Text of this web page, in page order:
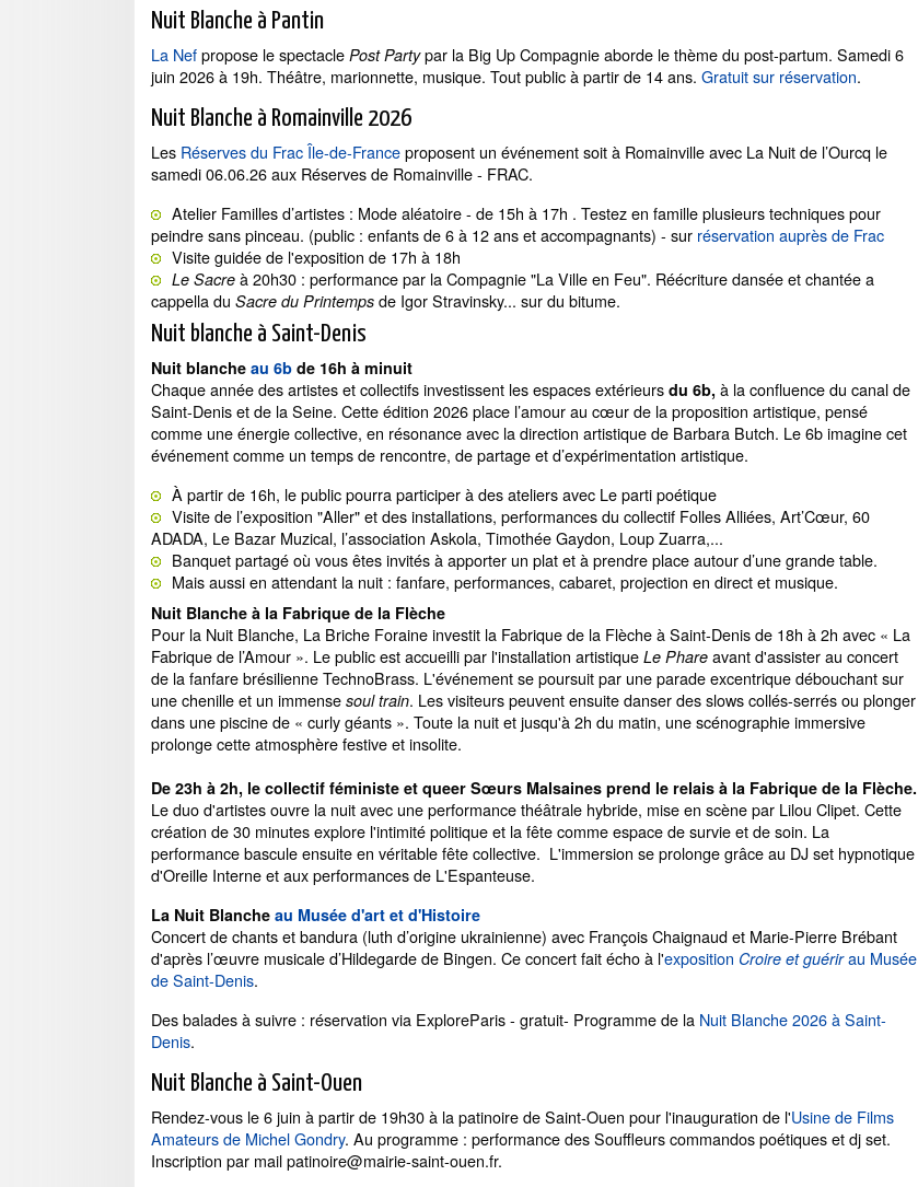
Nuit Blanche à Pantin
La Nefpropose le spectacle Post Partypar la Big Up Compagnie aborde le thème du post-partum. Samedi 6
juin 2026 à 19h. Théâtre, marionnette, musique. Tout public à partir de 14 ans. Gratuit sur réservation.
Nuit Blanche à Romainville 2026
Les Réserves du Frac Île-de-Franceproposent un événement soit à Romainville avec La Nuit de l’Ourcq le
samedi 06.06.26 aux Réserves de Romainville - FRAC.
Atelier Familles d’artistes : Mode aléatoire - de 15h à 17h . Testez en famille plusieurs techniques pour
peindre sans pinceau. (public : enfants de 6 à 12 ans et accompagnants) - sur réservation auprès de Frac
Visite guidée de l'exposition de 17h à 18h
Le Sacre à 20h30 : performance par la Compagnie "La Ville en Feu". Réécriture dansée et chantée a
cappella du Sacre du Printemps de Igor Stravinsky... sur du bitume.
Nuit blanche à Saint-Denis
Nuit blanche au 6b de 16h à minuit
Chaque année des artistes et collectifs investissent les espaces extérieurs du 6b, à la confluence du canal de
Saint-Denis et de la Seine. Cette édition 2026 place l’amour au cœur de la proposition artistique, pensé
comme une énergie collective, en résonance avec la direction artistique de Barbara Butch. Le 6b imagine cet
événement comme un temps de rencontre, de partage et d’expérimentation artistique.
À partir de 16h, le public pourra participer à des ateliers avec Le parti poétique
Visite de l’exposition "Aller" et des installations, performances du collectif Folles Alliées, Art’Cœur, 60
ADADA, Le Bazar Muzical, l’association Askola, Timothée Gaydon, Loup Zuarra,...
Banquet partagé où vous êtes invités à apporter un plat et à prendre place autour d’une grande table.
Mais aussi en attendant la nuit : fanfare, performances, cabaret, projection en direct et musique.
Nuit Blanche à la Fabrique de la Flèche
Pour la Nuit Blanche, La Briche Foraine investit la Fabrique de la Flèche à Saint-Denis de 18h à 2h avec « La
Fabrique de l’Amour ». Le public est accueilli par l'installation artistique Le Phare avant d'assister au concert
de la fanfare brésilienne TechnoBrass. L'événement se poursuit par une parade excentrique débouchant sur
une chenille et un immense soul train. Les visiteurs peuvent ensuite danser des slows collés-serrés ou plonger
dans une piscine de « curly géants ». Toute la nuit et jusqu'à 2h du matin, une scénographie immersive
prolonge cette atmosphère festive et insolite.
De 23h à 2h, le collectif féministe et queer Sœurs Malsaines prend le relais à la Fabrique de la Flèche.
Le duo d'artistes ouvre la nuit avec une performance théâtrale hybride, mise en scène par Lilou Clipet. Cette
création de 30 minutes explore l'intimité politique et la fête comme espace de survie et de soin. La
performance bascule ensuite en véritable fête collective. L'immersion se prolonge grâce au DJ set hypnotique
d'Oreille Interne et aux performances de L'Espanteuse.
La Nuit Blanche au Musée d'art et d'Histoire
Concert de chants et bandura (luth d’origine ukrainienne) avec François Chaignaud et Marie-Pierre Brébant
d'après l’œuvre musicale d’Hildegarde de Bingen. Ce concert fait écho à l'exposition Croire et guérirau Musée
de Saint-Denis.
Des balades à suivre : réservation via ExploreParis - gratuit- Programme de la Nuit Blanche 2026 à Saint-
Denis.
Nuit Blanche à Saint-Ouen
Rendez-vous le 6 juin à partir de 19h30 à la patinoire de Saint-Ouen pour l'inauguration de l'Usine de Films
Amateurs de Michel Gondry. Au programme : performance des Souffleurs commandos poétiques et dj set.
Inscription par mail patinoire@mairie-saint-ouen.fr.